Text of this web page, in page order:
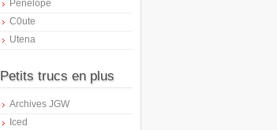
Pénélope
C0ute
Utena
Petits trucs en plus
Archives JGW
Iced